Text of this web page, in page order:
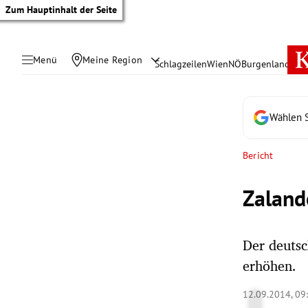
Zum Hauptinhalt der Seite
Menü Meine Region SchlagzeilenWienNÖBurgenland
Wählen
Bericht
Der
erhöhen.
12.09.2014,